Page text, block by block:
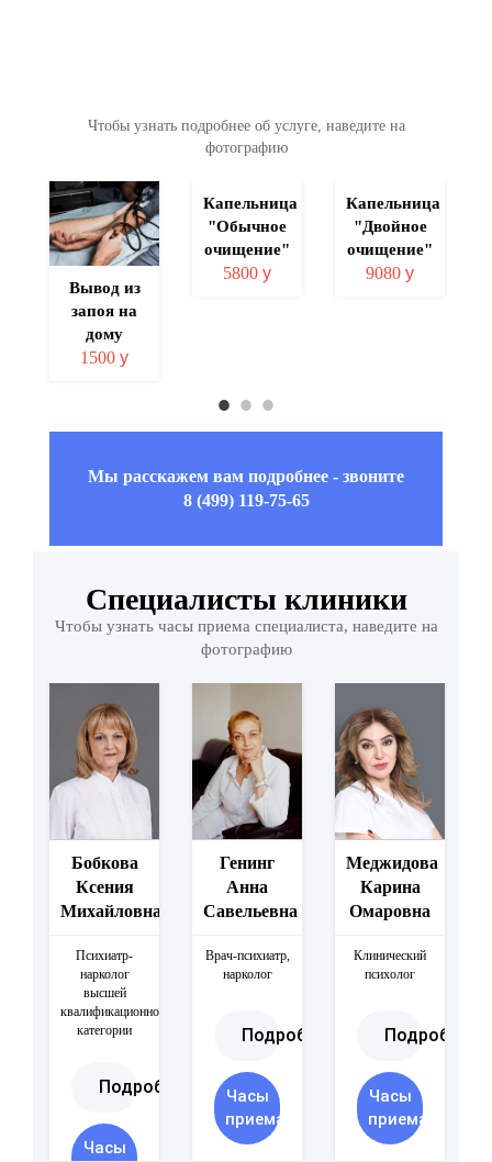
Чтобы узнать подробнее об услуге, наведите на
фотографию
Вывод из
запоя на
дому
1500 у
Капельница
"Обычное
очищение"
5800 у
Капельница
"Двойное
очищение"
9080 у
Мы расскажем вам подробнее - звоните
8 (499) 119-75-65
Специалисты клиники
Чтобы узнать часы приема специалиста, наведите на
фотографию
Бобкова
Ксения
Михайловна
Психиатр-
нарколог
высшей
квалификационной
категории
Подробнее
Часы
Генинг
Анна
Савельевна
Врач-психиатр,
нарколог
Подробнее
Часы
приема
Меджидова
Карина
Омаровна
Клинический
психолог
Подробнее
Часы
приема